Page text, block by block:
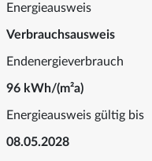
Energieausweis
Verbrauchsausweis
Endenergieverbrauch
96 kWh/(m²a)
Energieausweis gültig bis
08.05.2028